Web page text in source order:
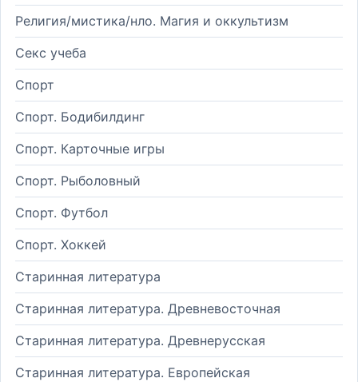
Религия/мистика/нло. Магия и оккультизм
Секс учеба
Спорт
Спорт. Бодибилдинг
Спорт. Карточные игры
Спорт. Рыболовный
Спорт. Футбол
Спорт. Хоккей
Старинная литература
Старинная литература. Древневосточная
Старинная литература. Древнерусская
Старинная литература. Европейская